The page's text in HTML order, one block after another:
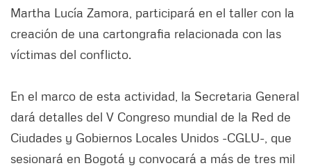
Martha Lucía Zamora, participará en el taller con la
creación de una cartongrafia relacionada con las
víctimas del conflicto.
En el marco de esta actividad, la Secretaria General
dará detalles del V Congreso mundial de la Red de
Ciudades y Gobiernos Locales Unidos -CGLU-, que
sesionará en Bogotá y convocará a más de tres mil